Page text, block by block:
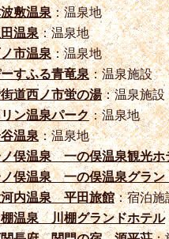
敷温泉：温泉地
温泉：温泉地
市温泉：温泉地
すふる青竜泉：温泉施設
道西ノ市蛍の湯：温泉施設
ン温泉パーク：温泉地
温泉：温泉地
俣温泉 一の俣温泉観光ホ
俣温泉 一の俣温泉グラン
内温泉 平田旅館：宿泊施
温泉 川棚グランドホテル